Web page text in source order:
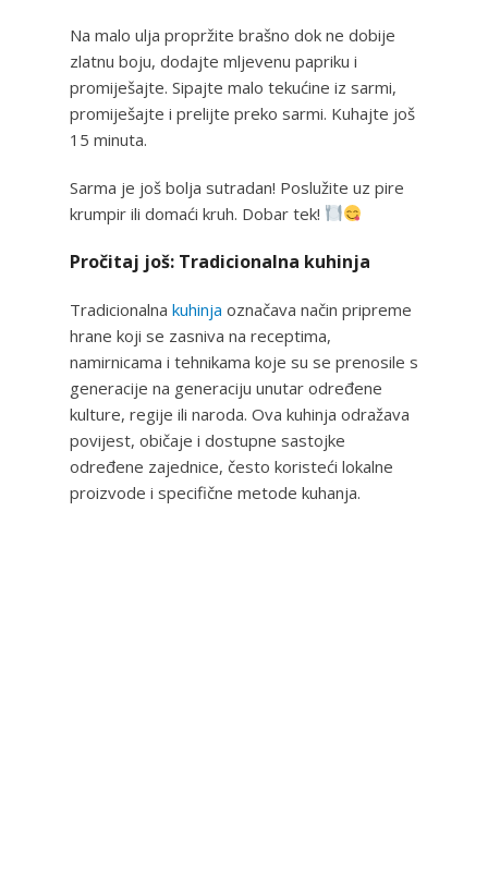
Na malo ulja propržite brašno dok ne dobije
zlatnu boju, dodajte mljevenu papriku i
promiješajte. Sipajte malo tekućine iz sarmi,
promiješajte i prelijte preko sarmi. Kuhajte još
15 minuta.
Sarma je još bolja sutradan! Poslužite uz pire
krumpir ili domaći kruh. Dobar tek!
Pročitaj još: Tradicionalna kuhinja
Tradicionalna kuhinja označava način pripreme
hrane koji se zasniva na receptima,
namirnicama i tehnikama koje su se prenosile s
generacije na generaciju unutar određene
kulture, regije ili naroda. Ova kuhinja odražava
povijest, običaje i dostupne sastojke
određene zajednice, često koristeći lokalne
proizvode i specifične metode kuhanja.